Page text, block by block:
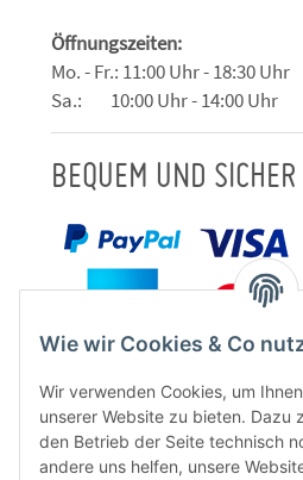
Öffnungszeiten:
Mo. - Fr.: 11:00 Uhr - 18:30 Uhr
Sa.: 10:00 Uhr - 14:00 Uhr
BEQUEM UND SICHER
Wie wir Cookies & Co
Wir verwenden Cookies, um
unserer Website zu bieten. Dazu
den Betrieb der Seite technisch
andere uns helfen, unsere